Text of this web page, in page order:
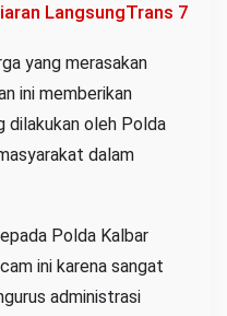
LangsungTrans 7
yang merasakan
ini memberikan
dilakukan oleh Polda
dalam
Polda Kalbar
ini karena sangat
administrasi